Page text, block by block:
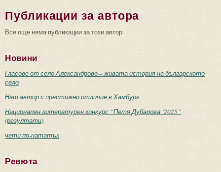
Публикации за автора
Все още няма публикации за този автор.
Новини
Гласове от село Александрово – живата история на българското
село
Наш автор с престижно отличие в Хамбург
Национален литературен конкурс “Петя Дубарова ‘2025”
(резултати)
чети по-нататък
Ревюта